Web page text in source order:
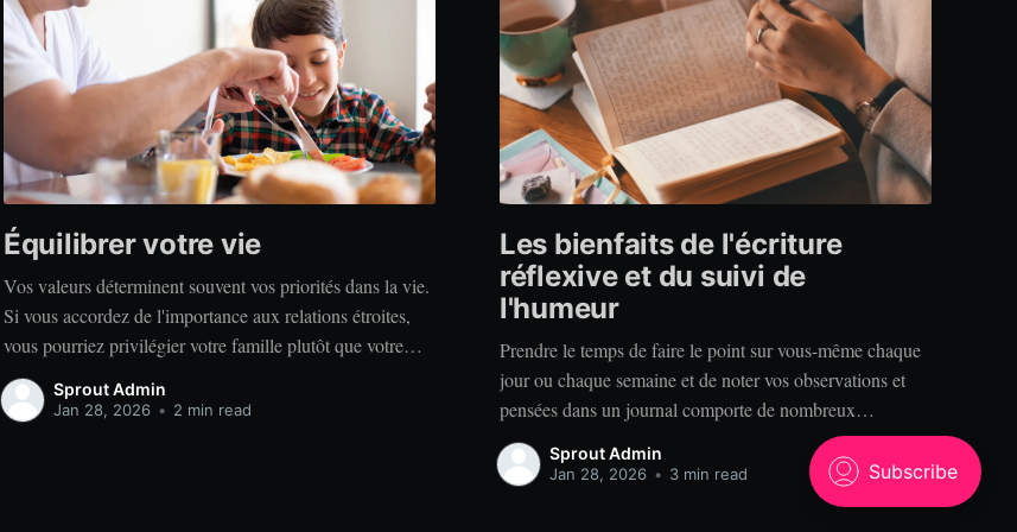
Équilibrer votre vie
Vos valeurs déterminent souvent vos priorités dans la vie.
Si vous accordez de l'importance aux relations étroites,
vous pourriez privilégier votre famille plutôt que votre
indépendance. Si vous accordez de l'importance à la
réussite, vous privilégierez peut-être le travail acharné
Sprout Admin
Jan 28, 2026 • 2 min read
Les bienfaits de l'écriture
réflexive et du suivi de
l'humeur
Prendre le temps de faire le point sur vous-même chaque
jour ou chaque semaine et de noter vos observations et
pensées dans un journal comporte de nombreux
bénéfices. Alors, pourquoi tenir un journal? Clarté. Vous
est-il déjà arrivé de raconter votre expérience à quelqu’un
Sprout Admin
Jan 28, 2026 • 3 min read